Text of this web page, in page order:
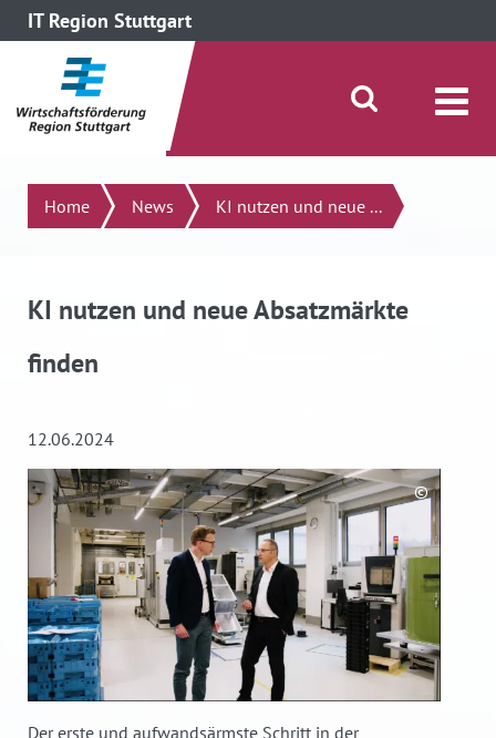
IT Region Stuttgart
direkt zum Inhalt dieser Seite
direkt zum Menü springen
Suche öffnen/schließen
Suchen
Home News KI nutzen und neue ...
KI nutzen und neue Absatzmärkte
finden
12.06.2024
©
Der erste und aufwandsärmste Schritt in der